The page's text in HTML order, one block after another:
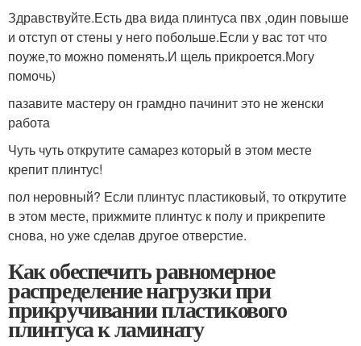
Здравствуйте.Есть два вида плинтуса пвх ,один повыше
и отступ от стены у него побольше.Если у вас тот что
поуже,то можно поменять.И щель прикроется.Могу
помочь)
пазавите мастеру он грамдно пачинит это не женски
работа
Чуть чуть открутите самарез который в этом месте
крепит плинтус!
пол неровный? Если плинтус пластиковый, то открутите
в этом месте, прижмите плинтус к полу и прикрепите
снова, но уже сделав другое отверстие.
Как обеспечить равномерное
распределение нагрузки при
прикручивании пластикового
плинтуса к ламинату